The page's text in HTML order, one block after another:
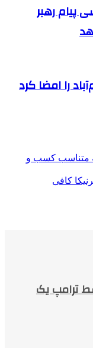
پیام رهبر
را امضا کرد
متناسب کسب و
کافی
ترامپ یک